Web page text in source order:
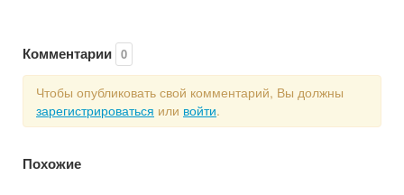
Комментарии 0
Чтобы опубликовать свой комментарий, Вы должны
зарегистрироваться или войти.
Похожие